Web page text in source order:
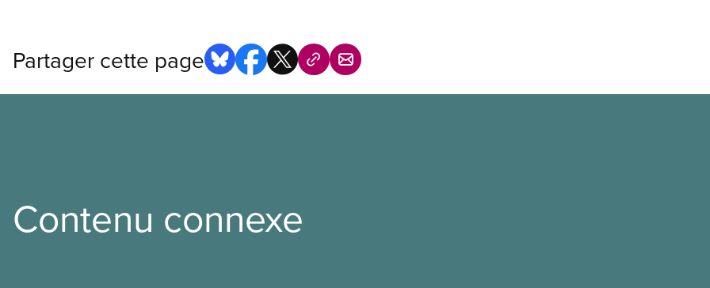
Partager cette page
Contenu connexe